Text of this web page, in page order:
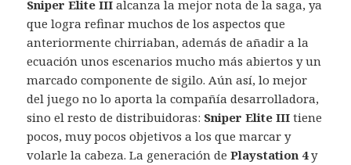
Sniper Elite III alcanza la mejor nota de la saga, ya
que logra refinar muchos de los aspectos que
anteriormente chirriaban, además de añadir a la
ecuación unos escenarios mucho más abiertos y un
marcado componente de sigilo. Aún así, lo mejor
del juego no lo aporta la compañía desarrolladora,
sino el resto de distribuidoras: Sniper Elite III tiene
pocos, muy pocos objetivos a los que marcar y
volarle la cabeza. La generación dePlaystation 4y